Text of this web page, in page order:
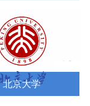
北京大学